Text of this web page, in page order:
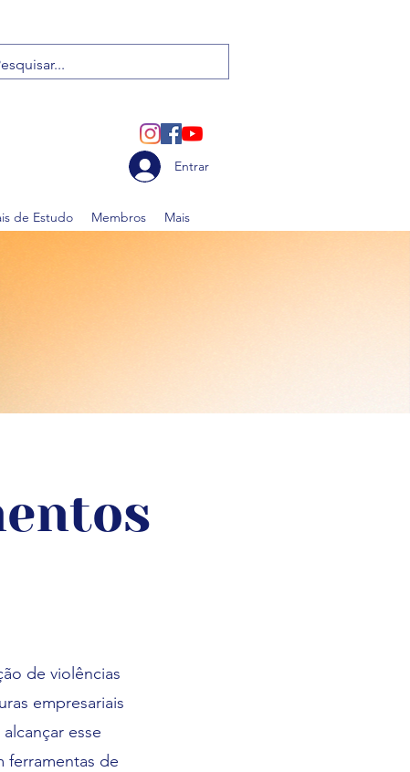
Entrar
de Estudo Membros Mais
de violências
empresariais
esse
ferramentas de